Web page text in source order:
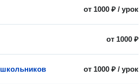
от 1000 ₽ /урок
от 1000 ₽
от 1000 ₽ /урок